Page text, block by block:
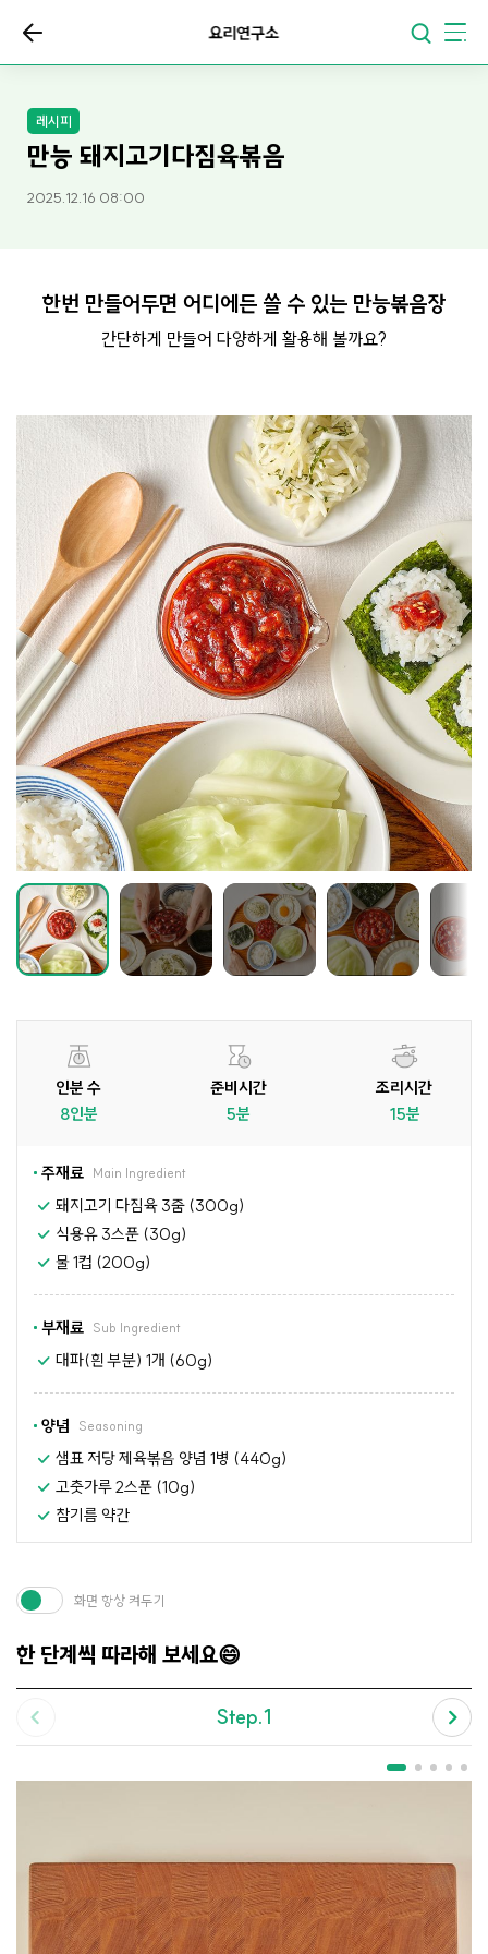
요리연구소
레시피
만능 돼지고기다짐육볶음
2025.12.16 08:00
한번 만들어두면 어디에든 쓸 수 있는 만능볶음장
간단하게 만들어 다양하게 활용해 볼까요?
인분 수
8인분
준비시간
5분
조리시간
15분
주재료 Main Ingredient
돼지고기 다짐육 3줌 (300g)
식용유 3스푼 (30g)
물 1컵 (200g)
부재료 Sub Ingredient
대파(흰 부분) 1개 (60g)
양념 Seasoning
샘표 저당 제육볶음 양념 1병 (440g)
고춧가루 2스푼 (10g)
참기름 약간
한 단계씩 따라해 보세요😄
화면 항상 켜두기
Step.1